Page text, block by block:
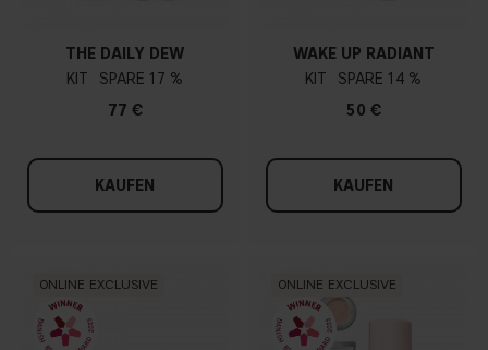
THE DAILY DEW
KIT
17 %
77 €
KAUFEN
WAKE UP RADIANT
KIT
14 %
50 €
KAUFEN
ONLINE EXCLUSIVE ONLINE EXCLUSIVE